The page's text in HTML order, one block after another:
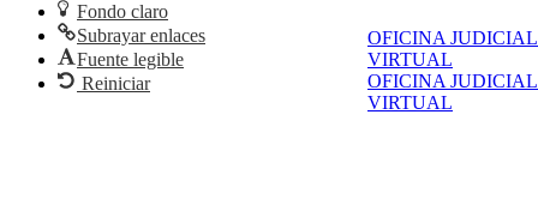
OFICINA JUDICIAL
VIRTUAL
OFICINA JUDICIAL
VIRTUAL
Fondo claro
Subrayar enlaces
Fuente legible
Reiniciar